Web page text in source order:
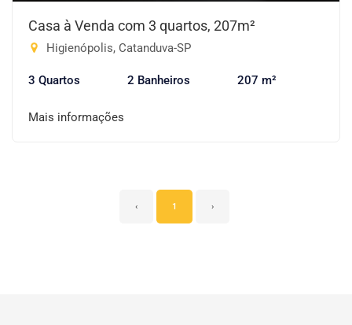
Casa à Venda com 3 quartos, 207m²
Higienópolis, Catanduva-SP
3 Quartos 2 Banheiros 207 m²
Mais informações
‹ 1 ›